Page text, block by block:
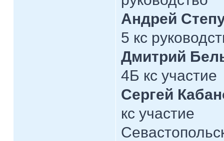
Андрей
5 кс
Дмитрий
4Б кс участие
Сергей
кс участие